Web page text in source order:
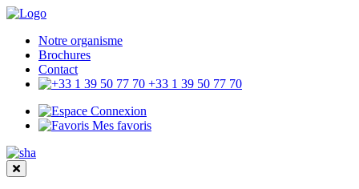
Notre organisme
Brochures
Contact
+33 1 39 50 77 70
Connexion
Mes favoris